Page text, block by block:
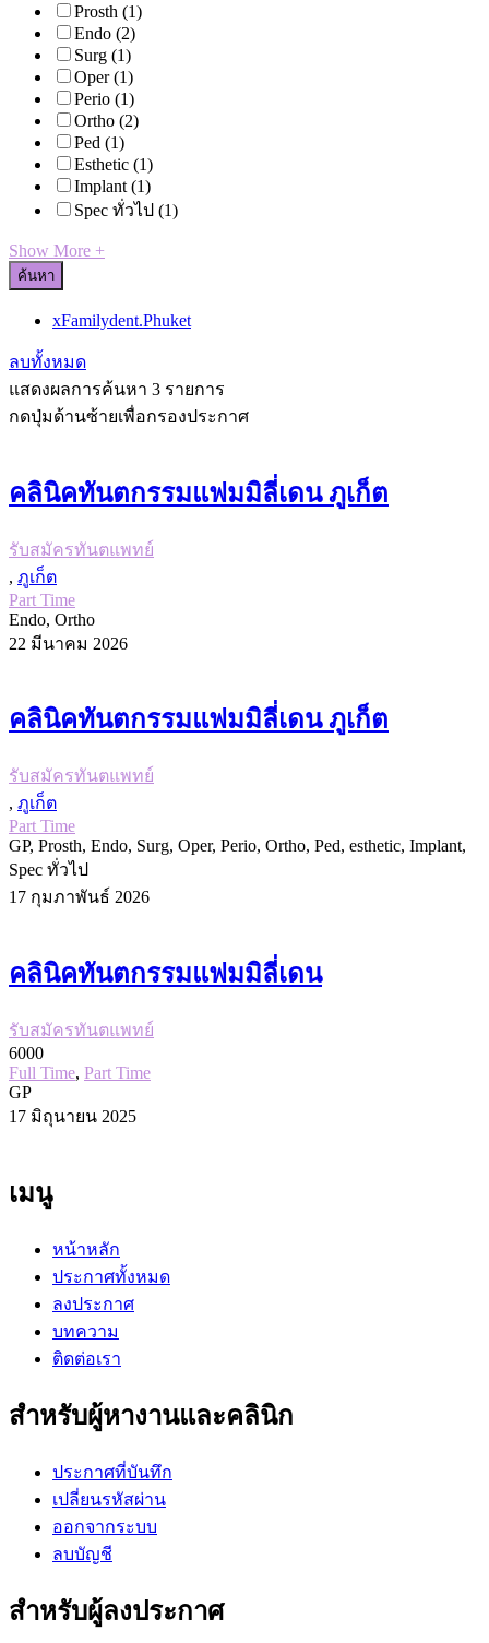
Prosth (1)
Endo (2)
Surg (1)
Oper (1)
Perio (1)
Ortho (2)
Ped (1)
Esthetic (1)
Implant (1)
Spec ทั่วไป (1)
Show More +
ค้นหา
xFamilydent.Phuket
ลบทั้งหมด
แสดงผลการค้นหา 3 รายการ
กดปุ่มด้านซ้ายเพื่อกรองประกาศ
คลินิคทันตกรรมแฟมมิลี่เดน ภูเก็ต
รับสมัครทันตแพทย์
, ภูเก็ต
Part Time
Endo, Ortho
22 มีนาคม 2026
คลินิคทันตกรรมแฟมมิลี่เดน ภูเก็ต
รับสมัครทันตแพทย์
, ภูเก็ต
Part Time
GP, Prosth, Endo, Surg, Oper, Perio, Ortho, Ped, esthetic, Implant,
Spec ทั่วไป
17 กุมภาพันธ์ 2026
คลินิคทันตกรรมแฟมมิลี่เดน
รับสมัครทันตแพทย์
6000
Full Time, Part Time
GP
17 มิถุนายน 2025
เมนู
หน้าหลัก
ประกาศทั้งหมด
ลงประกาศ
บทความ
ติดต่อเรา
สำหรับผู้หางานและคลินิก
ประกาศที่บันทึก
เปลี่ยนรหัสผ่าน
ออกจากระบบ
ลบบัญชี
สำหรับผู้ลงประกาศ